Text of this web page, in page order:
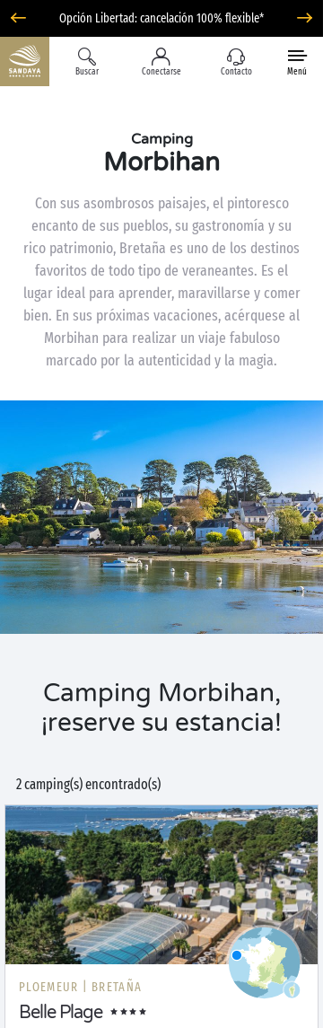
Opción Libertad: cancelación 100% flexible*
Buscar Conectarse Contacto Menú
Camping
Morbihan
Con sus asombrosos paisajes, el pintoresco
encanto de sus pueblos, su gastronomía y su
rico patrimonio, Bretaña es uno de los destinos
favoritos de todo tipo de veraneantes. Es el
lugar ideal para aprender, maravillarse y comer
bien. En sus próximas vacaciones, acérquese al
Morbihan para realizar un viaje fabuloso
marcado por la autenticidad y la magia.
Camping Morbihan,
¡reserve su estancia!
2 camping(s) encontrado(s)
PLOEMEUR | BRETAÑA
Belle Plage